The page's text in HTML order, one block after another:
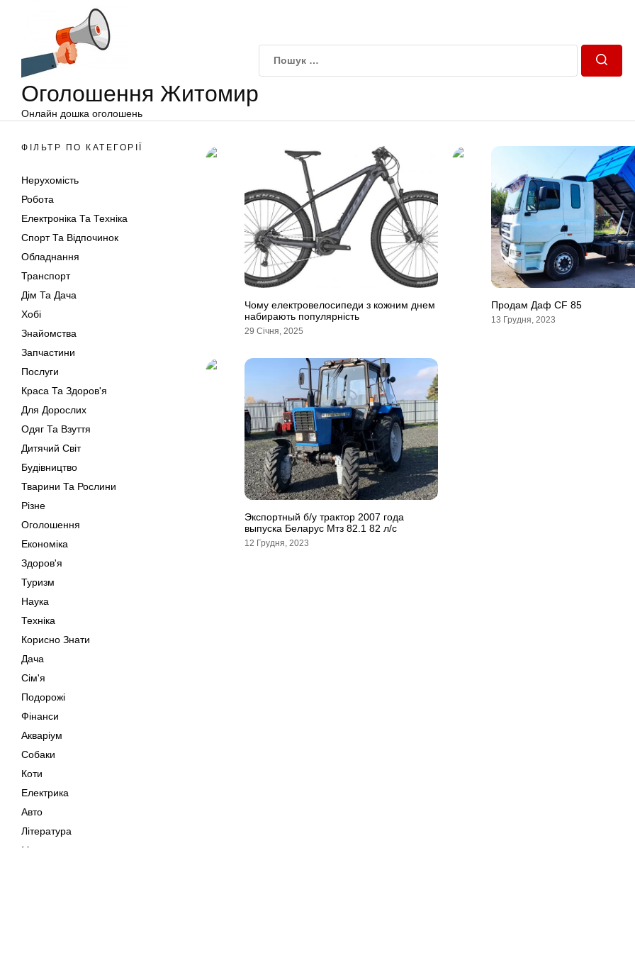
Оголошення Житомир
Онлайн дошка оголошень
ФІЛЬТР ПО КАТЕГОРІЇ
Нерухомість
Робота
Електроніка Та Техніка
Спорт Та Відпочинок
Обладнання
Транспорт
Дім Та Дача
Хобі
Знайомства
Запчастини
Послуги
Краса Та Здоров'я
Для Дорослих
Одяг Та Взуття
Дитячий Світ
Будівництво
Тварини Та Рослини
Різне
Оголошення
Економіка
Здоров'я
Туризм
Наука
Техніка
Корисно Знати
Дача
Сім'я
Подорожі
Фінанси
Акваріум
Собаки
Коти
Електрика
Авто
Література
Музика
Чому електровелосипеди з кожним днем
набирають популярність
29 Січня, 2025
Продам Даф CF 85
13 Грудня, 2023
Экспортный б/у трактор 2007 года
выпуска Беларус Мтз 82.1 82 л/с
12 Грудня, 2023